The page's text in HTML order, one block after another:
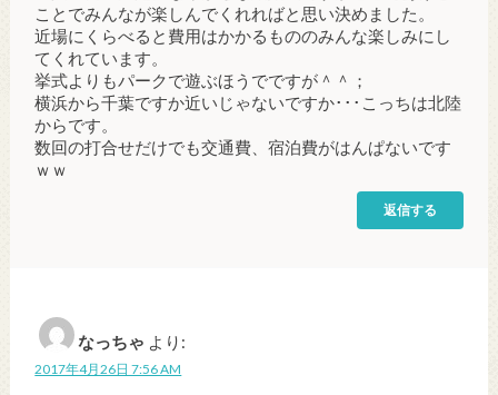
ことでみんなが楽しんでくれればと思い決めました。
近場にくらべると費用はかかるもののみんな楽しみにし
てくれています。
挙式よりもパークで遊ぶほうでですが＾＾；
横浜から千葉ですか近いじゃないですか･･･こっちは北陸
からです。
数回の打合せだけでも交通費、宿泊費がはんぱないです
ｗｗ
返信する
なっちゃ より:
2017年4月26日 7:56 AM